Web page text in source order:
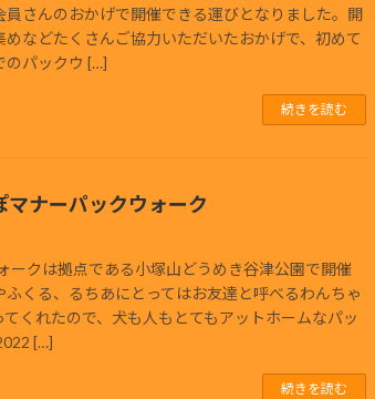
員さんのおかげで開催できる運びとなりました。開
などたくさんご協力いただいたおかげで、初めて
のパックウ […]
続きを読む
マナーパックウォーク
ークは拠点である小塚山どうめき谷津公園で開催
ふくる、るちあにとってはお友達と呼べるわんちゃ
くれたので、犬も人もとてもアットホームなパッ
[…]
続きを読む